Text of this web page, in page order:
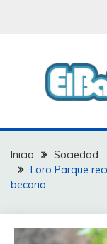
EL
Inicio
Sociedad
Loro Parque
becario